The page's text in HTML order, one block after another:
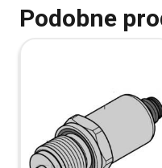
Podobne